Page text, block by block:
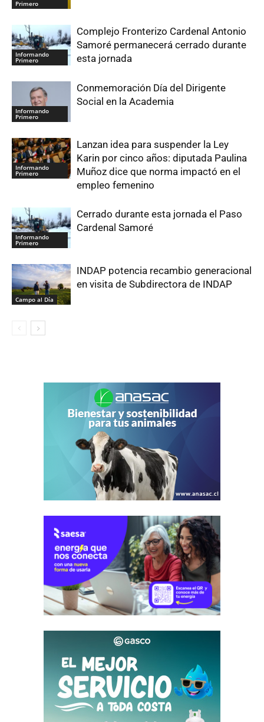
Primero
Informando
Primero
Complejo Fronterizo Cardenal Antonio
Samoré permanecerá cerrado durante
esta jornada
Informando
Primero
Conmemoración Día del Dirigente
Social en la Academia
Informando
Primero
Lanzan idea para suspender la Ley
Karin por cinco años: diputada Paulina
Muñoz dice que norma impactó en el
empleo femenino
Informando
Primero
Cerrado durante esta jornada el Paso
Cardenal Samoré
Campo al Día
INDAP potencia recambio generacional
en visita de Subdirectora de INDAP